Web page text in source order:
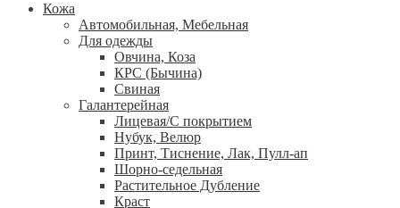
Кожа
Автомобильная, Мебельная
Для одежды
Овчина, Коза
КРС (Бычина)
Свиная
Галантерейная
Лицевая/С покрытием
Нубук, Велюр
Принт, Тиснение, Лак, Пулл-ап
Шорно-седельная
Растительное Дубление
Краст